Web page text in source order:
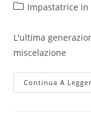
Impastatrice
L'ultima
miscelazione
Continua A